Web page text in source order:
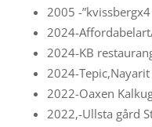
2005 -
2024-
2024-KB
2024-
2022-Oaxen
2022,-Ullsta gård